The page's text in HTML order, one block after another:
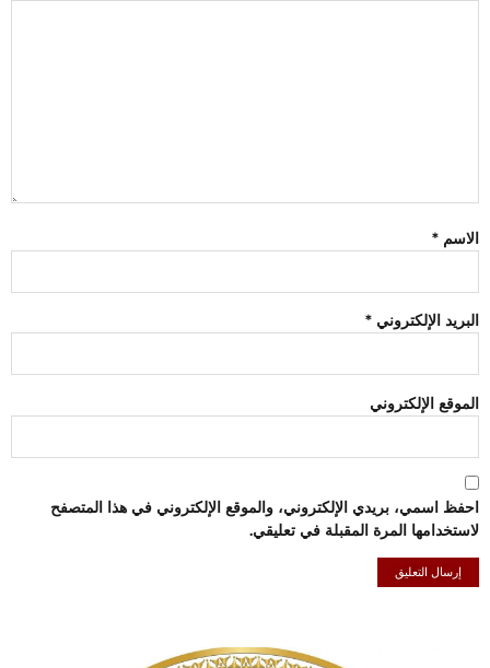
الاسم *
البريد الإلكتروني *
الموقع الإلكتروني
احفظ اسمي، بريدي الإلكتروني، والموقع الإلكتروني في هذا المتصفح
لاستخدامها المرة المقبلة في تعليقي.